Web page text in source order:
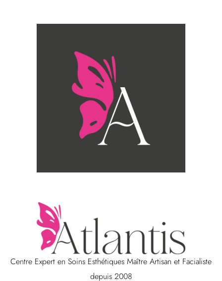
Centre Expert en Soins Esthétiques Maître Artisan et Facialiste
depuis 2008